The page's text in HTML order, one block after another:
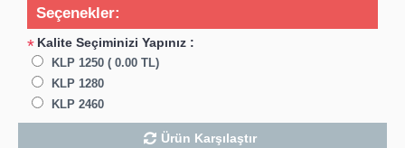
Seçenekler:
* Kalite Seçiminizi Yapınız :
KLP 1250 ( 0.00 TL)
KLP 1280
KLP 2460
Ürün Karşılaştır